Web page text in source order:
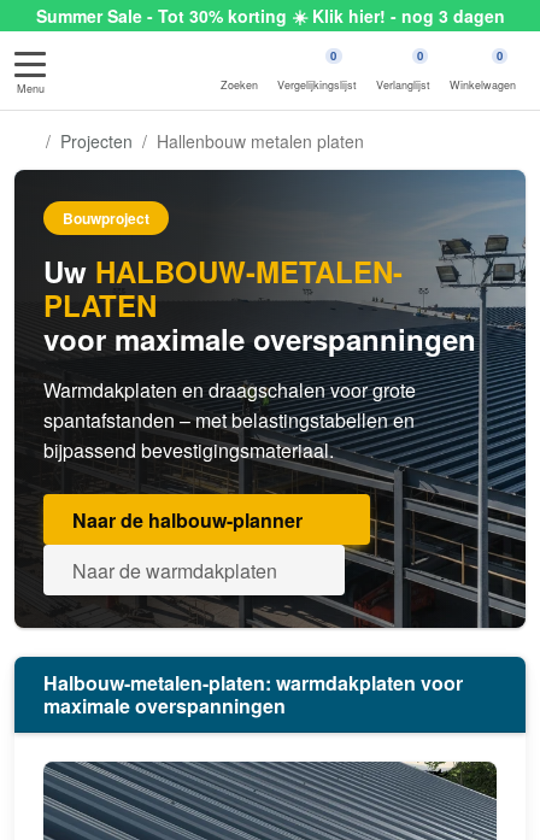
Summer Sale - Tot 30% korting ☀️ Klik hier! - nog 3 dagen
Menu Zoeken
0
Vergelijkingslijst
0
Verlanglijst
0
Winkelwagen
Projecten Hallenbouw metalen platen
Bouwproject
Uw HALBOUW-METALEN-
PLATEN
voor maximale overspanningen
Warmdakplaten en draagschalen voor grote
spantafstanden – met belastingstabellen en
bijpassend bevestigingsmateriaal.
Naar de halbouw-planner
Naar de warmdakplaten
Halbouw-metalen-platen: warmdakplaten voor
maximale overspanningen